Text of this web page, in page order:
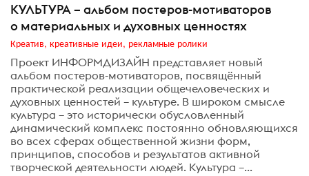
КУЛЬТУРА – альбом постеров-мотиваторов
о материальных и духовных ценностях
Креатив, креативные идеи, рекламные ролики
Проект ИНФОРМДИЗАЙН представляет новый
альбом постеров-мотиваторов, посвящённый
практической реализации общечеловеческих и
духовных ценностей – культуре. В широком смысле
культура – это исторически обусловленный
динамический комплекс постоянно обновляющихся
во всех сферах общественной жизни форм,
принципов, способов и результатов активной
творческой деятельности людей. Культура –...